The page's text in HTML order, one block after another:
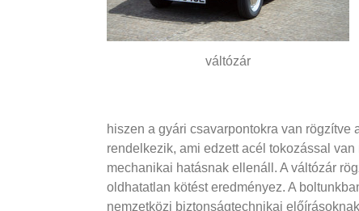
váltózár
hiszen a gyári csavarpontokra van rögzítve
rendelkezik, ami edzett acél tokozással
mechanikai hatásnak ellenáll. A váltózár
oldhatatlan kötést eredményez. A
nemzetközi biztonságtechnikai